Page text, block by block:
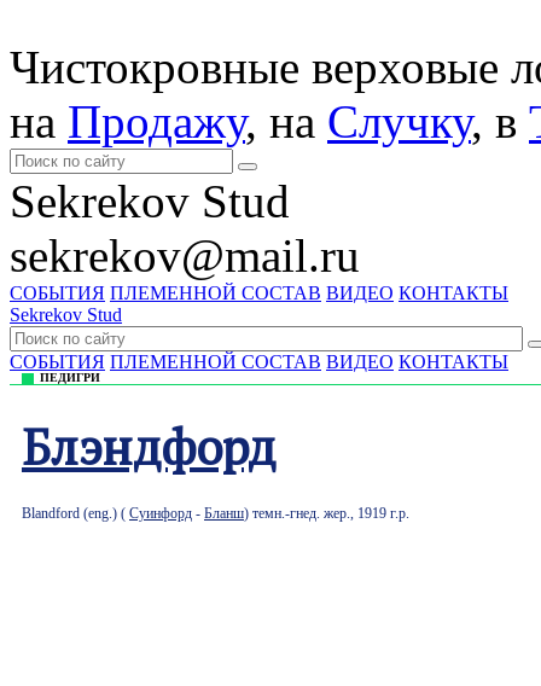
Чистокровные верховые
на Продажу, на Случку, в
Sekrekov Stud
sekrekov@mail.ru
СОБЫТИЯ ПЛЕМЕННОЙ СОСТАВ ВИДЕО КОНТАКТЫ
Sekrekov Stud
СОБЫТИЯ ПЛЕМЕННОЙ СОСТАВ ВИДЕО КОНТАКТЫ
ПЕДИГРИ
Блэндфорд
Blandford (eng.) ( Суинфорд - Бланш) темн.-гнед. жер., 1919 г.р.